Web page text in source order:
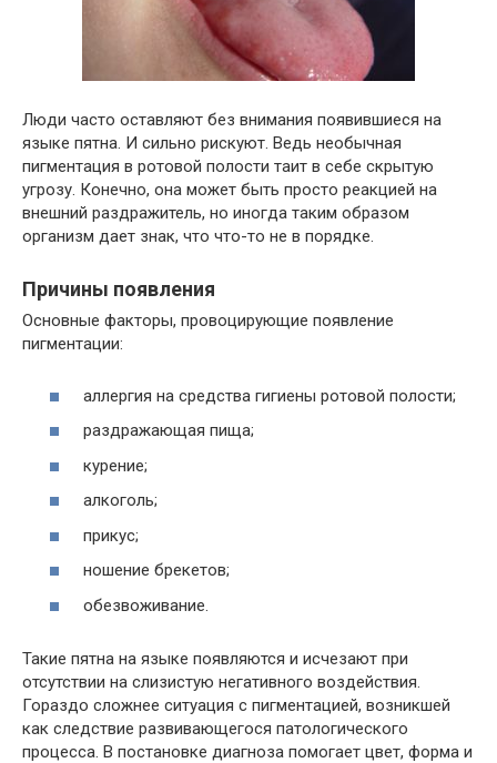
Люди часто оставляют без внимания появившиеся на
языке пятна. И сильно рискуют. Ведь необычная
пигментация в ротовой полости таит в себе скрытую
угрозу. Конечно, она может быть просто реакцией на
внешний раздражитель, но иногда таким образом
организм дает знак, что что-то не в порядке.
Причины появления
Основные факторы, провоцирующие появление
пигментации:
аллергия на средства гигиены ротовой полости;
раздражающая пища;
курение;
алкоголь;
прикус;
ношение брекетов;
обезвоживание.
Такие пятна на языке появляются и исчезают при
отсутствии на слизистую негативного воздействия.
Гораздо сложнее ситуация с пигментацией, возникшей
как следствие развивающегося патологического
процесса. В постановке диагноза помогает цвет, форма и